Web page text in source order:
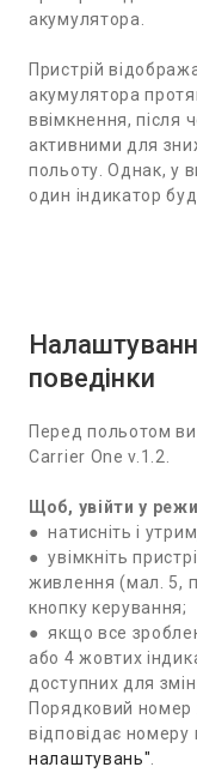
акумулятора.
Пристрій
акумулятора
ввімкнення, після
активними для
польоту. Однак, у
один індикатор
поведінки
Перед польотом
Carrier One v.1.2.
Щоб, увійти у
● натисніть і
● увімкніть
живлення (мал. 5,
кнопку керування;
● якщо все
або 4 жовтих
доступних для
Порядковий номер
відповідає
налаштувань"